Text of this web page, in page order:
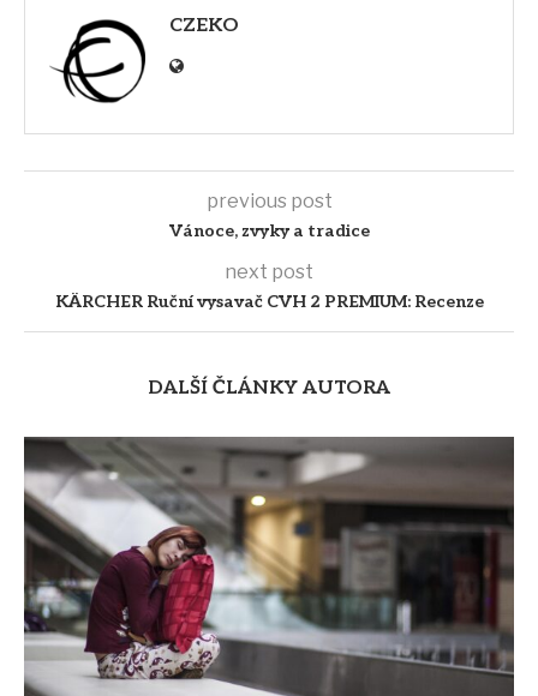
CZEKO
previous post
Vánoce, zvyky a tradice
next post
KÄRCHER Ruční vysavač CVH 2 PREMIUM: Recenze
DALŠÍ ČLÁNKY AUTORA